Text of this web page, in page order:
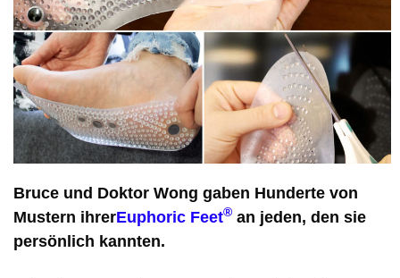
Bruce und Doktor Wong gaben Hunderte von
Mustern ihrerEuphoric Feet® an jeden, den sie
persönlich kannten.